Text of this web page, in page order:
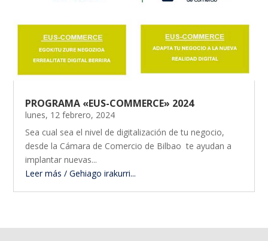
PROGRAMA «EUS-COMMERCE» 2024
lunes, 12 febrero, 2024
Sea cual sea el nivel de digitalización de tu negocio,
desde la Cámara de Comercio de Bilbao te ayudan a
implantar nuevas...
Leer más / Gehiago irakurri...